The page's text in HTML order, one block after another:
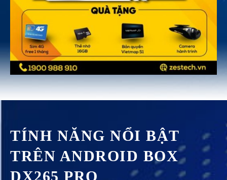
TÍNH NĂNG NỔI BẬT
TRÊN ANDROID BOX
DX265 PRO